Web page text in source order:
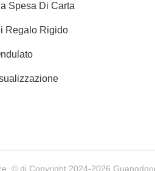
Spesa Di Carta
Regalo Rigido
© di Copyright 2024-2026